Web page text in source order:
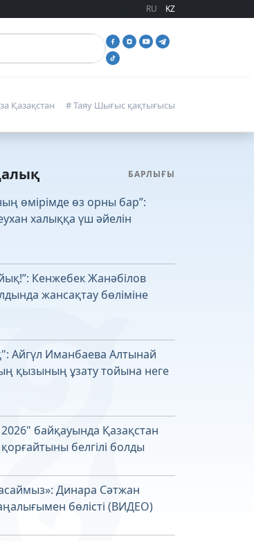
RU KZ
Қазақстан # Таяу Шығыс қақтығысы
БАРЛЫҒЫ
өмірімде өз орны бар”:
халыққа үш әйелін
Кенжебек Жанәбілов
жансақтау бөліміне
Айгүл Иманбаева Алтынай
қызының ұзату тойына неге
байқауында Қазақстан
белгілі болды
Динара Сәтжан
бөлісті (ВИДЕО)